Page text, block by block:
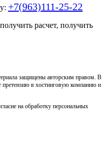
+7(963)111-25-22
расчет, получить
защищены авторским правом. В
претензию в хостинговую компанию и
на обработку персональных